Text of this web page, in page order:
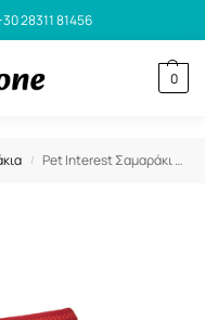
28311 81456
0
/ Pet Interest Σαμαράκι Γιλέκο Σκύλου Mesh Harness Κόκκινο Μ 38-51cm